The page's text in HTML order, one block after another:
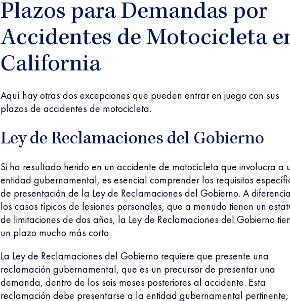
Plazos para Demandas por
Accidentes de Motocicleta
California
Aquí hay otras dos excepciones que pueden entrar en juego con sus
plazos de accidentes de motocicleta.
Ley de Reclamaciones del Gobierno
Si ha resultado herido en un accidente de motocicleta que involucra a
entidad gubernamental, es esencial comprender los requisitos
de presentación de la Ley de Reclamaciones del Gobierno. A
los casos típicos de lesiones personales, que a menudo tienen un
de limitaciones de dos años, la Ley de Reclamaciones del Gobierno
un plazo mucho más corto.
La Ley de Reclamaciones del Gobierno requiere que presente una
reclamación gubernamental, que es un precursor de presentar una
demanda, dentro de los seis meses posteriores al accidente. Esta
reclamación debe presentarse a la entidad gubernamental pertinente,